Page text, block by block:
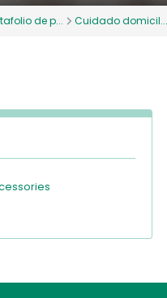
de p... Cuidado domicil...